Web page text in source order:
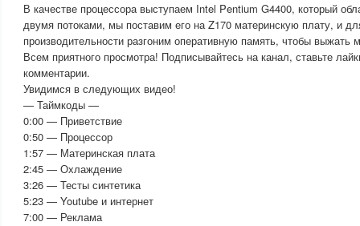
В качестве процессора выступаем Intel Pentium G4400, который
двумя потоками, мы поставим его на Z170 материнскую плату, и
производительности разгоним оперативную память, чтобы выжать
Всем приятного просмотра! Подписывайтесь на канал, ставьте
комментарии.
Увидимся в следующих видео!
— Таймкоды —
0:00 — Приветствие
0:50 — Процессор
1:57 — Материнская плата
2:45 — Охлаждение
3:26 — Тесты синтетика
5:23 — Youtube и интернет
7:00 — Реклама